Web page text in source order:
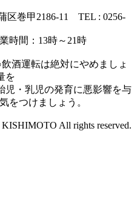
区巻甲2186-11 TEL : 0256-
時間：13時～21時
酒運転は絶対にやめましょ
を
児・乳児の発育に悪影響を与
をつけましょう。
All rights reserved.